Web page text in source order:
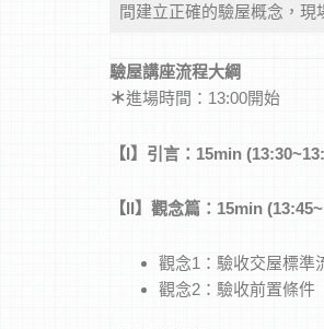
間建立正確的驗屋概念，現
驗屋講座流程大綱
＊進場時間：13:00開始
【I】引言：15min
【II】觀念篇：15min
觀念1：驗收交屋標準
觀念2：驗收前置條件